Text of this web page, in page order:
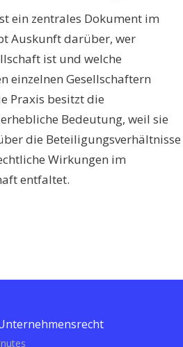
ein zentrales Dokument im
Auskunft darüber, wer
ist und welche
einzelnen Gesellschaftern
Praxis besitzt die
Bedeutung, weil sie
die Beteiligungsverhältnisse
Wirkungen im
entfaltet.